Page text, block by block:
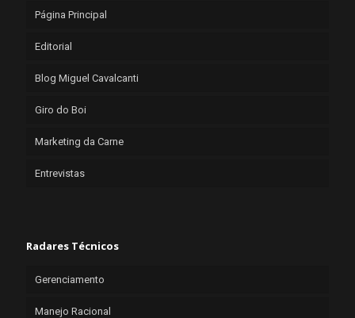
Página Principal
Editorial
Blog Miguel Cavalcanti
Giro do Boi
Marketing da Carne
Entrevistas
Radares Técnicos
Gerenciamento
Manejo Racional